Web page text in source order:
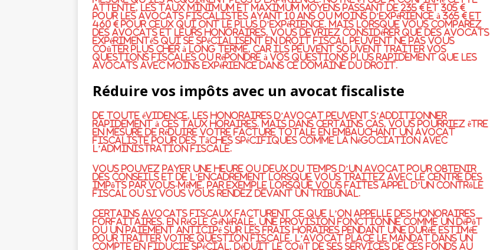
attente, les taux minimum et maximum moyens passant de 235 € et 305 €
pour les avocats fiscalistes ayant 10 ans ou moins d’expérience à 365 € et
460 € pour ceux qui ont le plus d’expérience. Mais lorsque vous comparez
des avocats et leurs honoraires, vous devriez considérer que des avocats
expérimentés qui se spécialisent en droit fiscal peuvent ne pas vous
coûter plus cher à long terme, car ils peuvent souvent traiter vos
questions fiscales ou répondre à vos questions plus rapidement que les
avocats avec moins expérience dans ce domaine du droit.
Réduire vos impôts avec un avocat fiscaliste
De toute évidence, les honoraires d’avocat peuvent s’additionner
rapidement à ces taux horaires. Mais dans certains cas, vous pourriez être
en mesure de réduire votre facture totale en embauchant un avocat
fiscaliste pour des tâches spécifiques comme la négociation avec
l’administration fiscale.
Vous pouvez payer une heure ou deux du temps d’un avocat pour obtenir
des conseils et de l’encadrement lorsque vous traitez avec le centre des
impôts par vous-même, par exemple lorsque vous faites appel d’un contrôle
fiscal ou si vous vous rendez devant un tribunal.
Certains avocats fiscaux facturent ce que l’on appelle des honoraires
forfaitaires. En règle générale, une provision fonctionne comme un dépôt
ou un paiement anticipé sur les frais horaires pendant une durée estimée
pour traiter votre question fiscale. L’avocat place le mandat dans un
compte en fiducie spécial, déduit le coût de ses services de ces fonds au